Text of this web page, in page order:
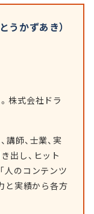
うかずあき）
株式会社ドラ
師、士業、実
出し、ヒット
人のコンテンツ
と実績から各方